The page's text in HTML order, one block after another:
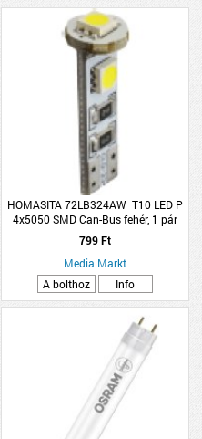
HOMASITA 72LB324AW T10 LED P
4x5050 SMD Can-Bus fehér, 1 pár
799 Ft
Media Markt
A bolthoz
Info